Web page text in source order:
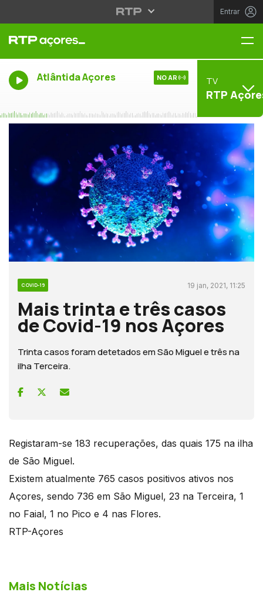
Entrar
Atlântida Açores NO AR TV
RTP
COVID-19 19 jan, 2021, 11:25
Mais trinta e três casos
de Covid-19 nos Açores
Trinta casos foram detetados em São Miguel e três na
ilha Terceira.
Registaram-se 183 recuperações, das quais 175 na ilha
de São Miguel.
Existem atualmente 765 casos positivos ativos nos
Açores, sendo 736 em São Miguel, 23 na Terceira, 1
no Faial, 1 no Pico e 4 nas Flores.
RTP-Açores
Mais Notícias